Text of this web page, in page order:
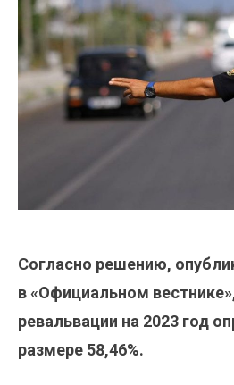
Согласно решению,
в «Официальном
ревальвации на 2023 год
размере 58,46%.